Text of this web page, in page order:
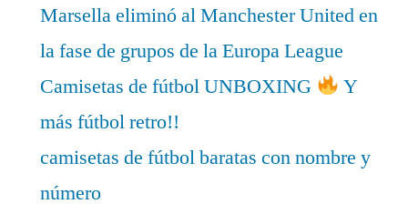
Marsella eliminó al Manchester United en
la fase de grupos de la Europa League
Camisetas de fútbol UNBOXING
Y
más fútbol retro!!
camisetas de fútbol baratas con nombre y
número